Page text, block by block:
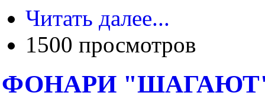
Читать далее...
1500 просмотров
ФОНАРИ